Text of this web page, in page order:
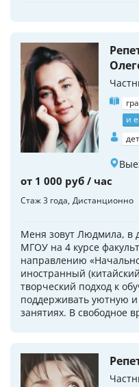
и
от 1 000 руб / час
Стаж 3 года Дистанционно
Меня зовут Людмила, в
МГОУ на 4 курсе
направлению
иностранный
творческий подход к
поддерживать уютную
занятиях. В свободное